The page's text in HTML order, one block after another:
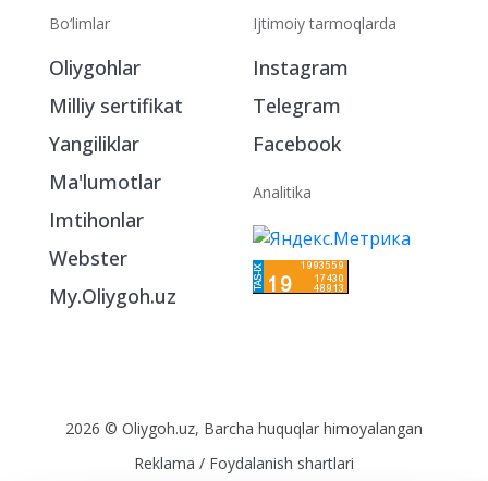
Bo‘limlar
Oliygohlar
Imtihonlar
Ijtimoiy tarmoqlarda
Telegram
Facebook
Analitika